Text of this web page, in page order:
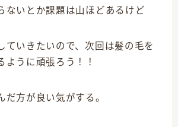
ないとか課題は山ほどあるけど
ていきたいので、次回は髪の毛を
ように頑張ろう！！
だ方が良い気がする。